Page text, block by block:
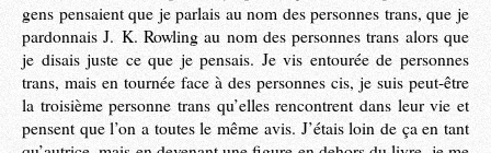
gens pensaient que je parlais au nom des personnes trans, que je
pardonnais J. K. Rowling au nom des personnes trans alors que
je disais juste ce que je pensais. Je vis entourée de personnes
trans, mais en tournée face à des personnes cis, je suis peut-être
la troisième personne trans qu’elles rencontrent dans leur vie et
pensent que l’on a toutes le même avis. J’étais loin de ça en tant